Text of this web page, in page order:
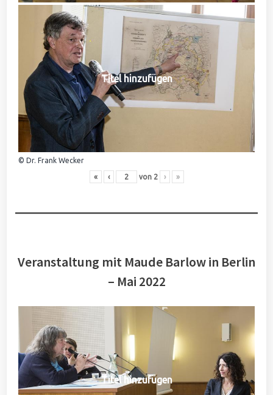
Titel hinzufügen
© Dr. Frank Wecker
« ‹ von 2 › »
Veranstaltung mit Maude Barlow in Berlin
– Mai 2022
Titel hinzufügen